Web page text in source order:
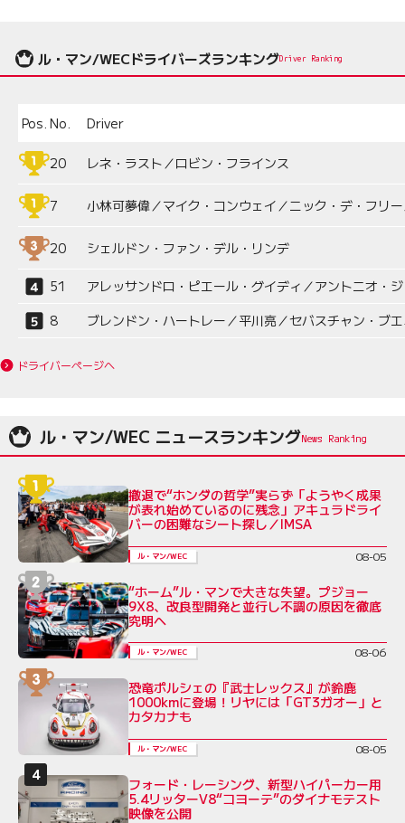
ル・マン/WECドライバーズランキングDriver Ranking
Pos. No. Driver
20 レネ・ラスト／ロビン・フラインス
7 小林可夢偉／マイク・コンウェイ／ニック・デ・フリ
20 シェルドン・ファン・デル・リンデ
51
アレッサンドロ・ピエール・グイディ／アントニオ・
8
ブレンドン・ハートレー／平川亮／セバスチャン・ブ
ドライバーページへ
ル・マン/WEC ニュースランキング
撤退で“ホンダの哲学”実らず「ようやく成果
が表れ始めているのに残念」アキュラドライ
バーの困難なシート探し／IMSA
ル・マン/WEC 08-05
“ホーム”ル・マンで大きな失望。プジョー
9X8、改良型開発と並行し不調の原因を徹底
究明へ
ル・マン/WEC 08-06
恐竜ポルシェの『武士レックス』が鈴鹿
1000kmに登場！リヤには「GT3ガオー」と
カタカナも
ル・マン/WEC 08-05
フォード・レーシング、新型ハイパーカー用
5.4リッターV8“コヨーテ”のダイナモテスト
映像を公開